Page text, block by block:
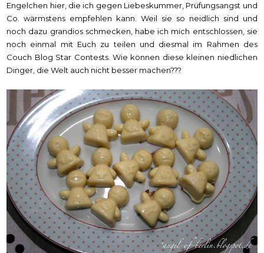
Engelchen hier, die ich gegen Liebeskummer, Prüfungsangst und
Co. wärmstens empfehlen kann. Weil sie so neidlich sind und
noch dazu grandios schmecken, habe ich mich entschlossen, sie
noch einmal mit Euch zu teilen und diesmal im Rahmen des
Couch Blog Star Contests. Wie können diese kleinen niedlichen
Dinger, die Welt auch nicht besser machen???